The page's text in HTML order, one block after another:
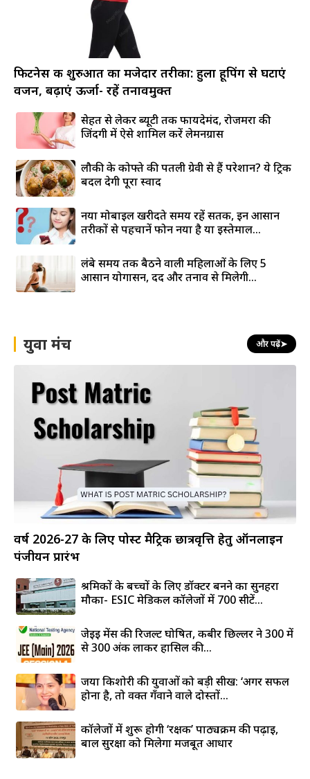
फिटनेस की शुरुआत का मजेदार तरीका: हुला हूपिंग से घटाएं
वजन, बढ़ाएं ऊर्जा- रहें तनावमुक्त
सेहत से लेकर ब्यूटी तक फायदेमंद, रोजमर्रा की
जिंदगी में ऐसे शामिल करें लेमनग्रास
लौकी के कोफ्ते की पतली ग्रेवी से हैं परेशान? ये ट्रिक
बदल देगी पूरा स्वाद
नया मोबाइल खरीदते समय रहें सतर्क, इन आसान
तरीकों से पहचानें फोन नया है या इस्तेमाल...
लंबे समय तक बैठने वाली महिलाओं के लिए 5
आसान योगासन, दर्द और तनाव से मिलेगी...
युवा मंच और पढ़ें➤
वर्ष 2026-27 के लिए पोस्ट मैट्रिक छात्रवृत्ति हेतु ऑनलाइन
पंजीयन प्रारंभ
श्रमिकों के बच्चों के लिए डॉक्टर बनने का सुनहरा
मौका- ESIC मेडिकल कॉलेजों में 700 सीटें...
जेईई मेंस की रिजल्ट घोषित, कबीर छिल्लर ने 300 में
से 300 अंक लाकर हासिल की...
जया किशोरी की युवाओं को बड़ी सीख: ‘अगर सफल
होना है, तो वक्त गँवाने वाले दोस्तों...
कॉलेजों में शुरू होगी ‘रक्षक’ पाठ्यक्रम की पढ़ाई,
बाल सुरक्षा को मिलेगा मजबूत आधार